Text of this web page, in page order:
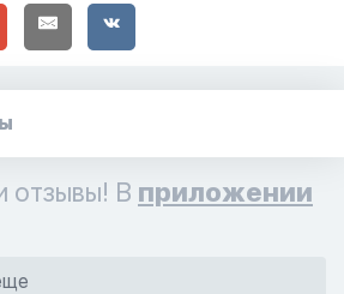
отзывы! В приложении